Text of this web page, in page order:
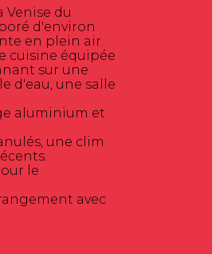
Venise du
d'environ
en plein air.
cuisine équipée
sur une
d'eau, une salle
aluminium et
une clim
le
avec